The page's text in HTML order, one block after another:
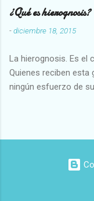
Intelectuales
Evidente-
malvado Justo-
Armonioso-
¿Qué es hierognosis?
-diciembre 18, 2015
La hierognosis. Es el
Quienes reciben esta
ningún esfuerzo de